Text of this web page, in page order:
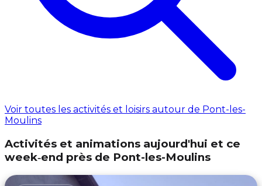
Voir toutes les activités et loisirs autour de Pont-les-
Moulins
Activités et animations aujourd'hui et ce
week‑end près de Pont-les-Moulins